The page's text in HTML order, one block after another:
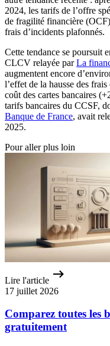
2024, les tarifs de l’offre
de fragilité financière
frais d’incidents plafonnés.
Cette tendance se poursuit
CLCV relayée parLa
augmentent encore
l’effet de la hausse des
coût des cartes bancaires
tarifs bancaires du CCSF,
Banque de France, avait
2025.
Pour aller plus loin
Lire l'article
17 juillet 2026
Comparez toutes les
gratuitement